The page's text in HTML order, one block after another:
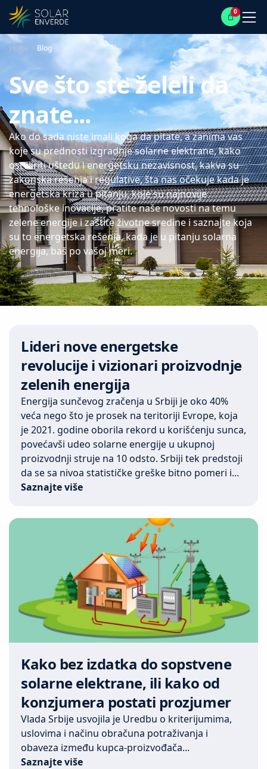
0
Home > Blog
Sve što ste želeli da
znate...
Ako do sada niste imali koga da pitate, a zanima vas
koje su prednosti izgradnje solarne elektrane, kako
ostvariti uštedu i energetsku nezavisnost, kakva su
zakonska rešenja i regulative, šta nas očekuje kada je
energetska kriza u pitanju, koje su najnovije
tehnološke inovacije, pratite naše novosti na temu
zelene energije i zaštite životne sredine i saznajte koja
su to energetska rešenja, kada je u pitanju solarna
energija, baš po vašoj meri.
Lideri nove energetske
revolucije i vizionari proizvodnje
zelenih energija
Energija sunčevog zračenja u Srbiji je oko 40%
veća nego što je prosek na teritoriji Evrope, koja
je 2021. godine oborila rekord u korišćenju sunca,
povećavši udeo solarne energije u ukupnoj
proizvodnji struje na 10 odsto. Srbiji tek predstoji
da se sa nivoa statističke greške bitno pomeri i...
Saznajte više
Kako bez izdatka do sopstvene
solarne elektrane, ili kako od
konzjumera postati prozjumer
Vlada Srbije usvojila je Uredbu o kriterijumima,
uslovima i načinu obračuna potraživanja i
obaveza između kupca-proizvođača...
Saznajte više